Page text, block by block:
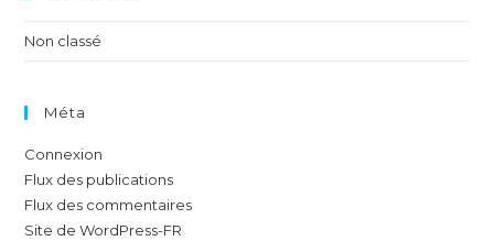
Non classé
Méta
Connexion
Flux des publications
Flux des commentaires
Site de WordPress-FR